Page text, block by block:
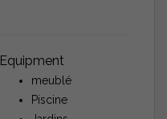
Equipment
meublé
Piscine